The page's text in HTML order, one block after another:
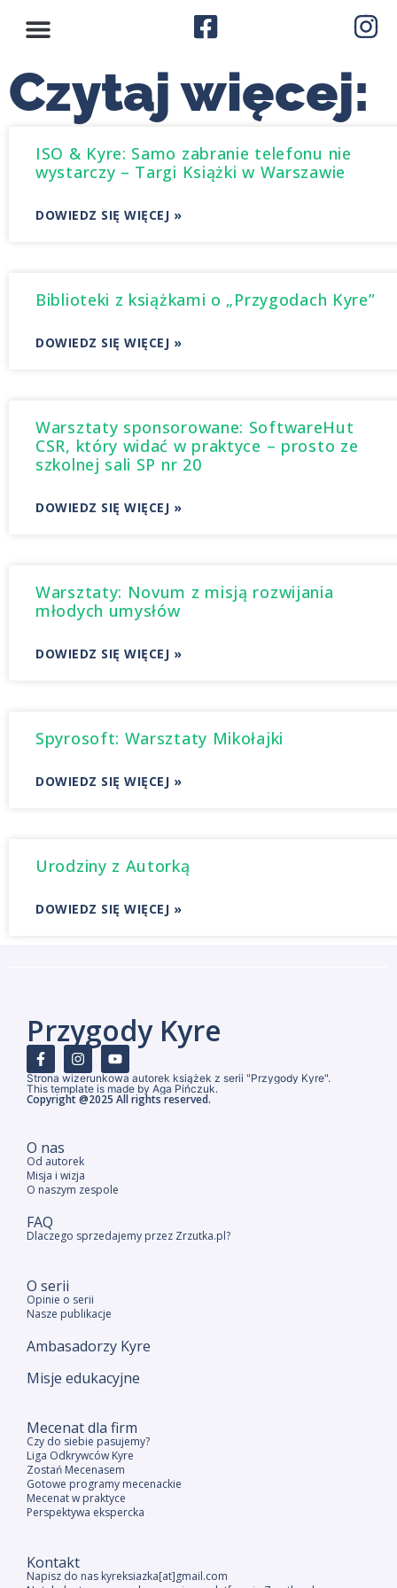
Czytaj więcej:
ISO & Kyre: Samo zabranie telefonu nie
wystarczy – Targi Książki w Warszawie
DOWIEDZ SIĘ WIĘCEJ »
Biblioteki z książkami o „Przygodach Kyre”
DOWIEDZ SIĘ WIĘCEJ »
Warsztaty sponsorowane: SoftwareHut
CSR, który widać w praktyce – prosto ze
szkolnej sali SP nr 20
DOWIEDZ SIĘ WIĘCEJ »
Warsztaty: Novum z misją rozwijania
młodych umysłów
DOWIEDZ SIĘ WIĘCEJ »
Spyrosoft: Warsztaty Mikołajki
DOWIEDZ SIĘ WIĘCEJ »
Urodziny z Autorką
DOWIEDZ SIĘ WIĘCEJ »
Przygody Kyre
Strona wizerunkowa autorek książek z serii "Przygody Kyre".
This template is made by Aga Pińczuk.
Copyright @2025 All rights reserved.
O nas
Od autorek
Misja i wizja
O naszym zespole
FAQ
Dlaczego sprzedajemy przez Zrzutka.pl?
O serii
Opinie o serii
Nasze publikacje
Ambasadorzy Kyre
Misje edukacyjne
Mecenat dla firm
Czy do siebie pasujemy?
Liga Odkrywców Kyre
Zostań Mecenasem
Gotowe programy mecenackie
Mecenat w praktyce
Perspektywa ekspercka
Kontakt
Napisz do nas kyreksiazka[at]gmail.com